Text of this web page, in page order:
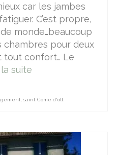
car les jambes
C’est propre,
monde…beaucoup
chambres pour deux
tout confort… Le
suite­­
saint Côme d'olt